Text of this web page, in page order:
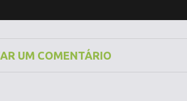
UM COMENTÁRIO